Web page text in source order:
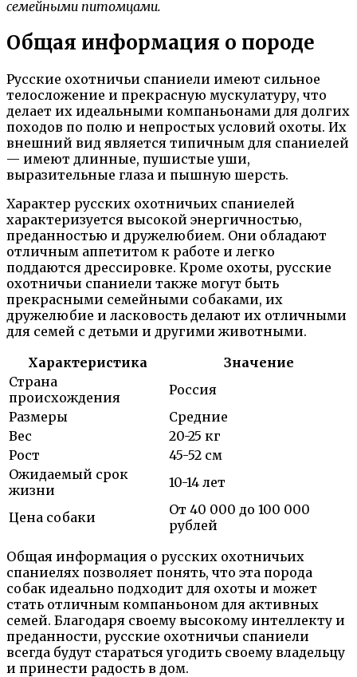
семейными питомцами.
Общая информация о породе
Русские охотничьи спаниели имеют сильное
телосложение и прекрасную мускулатуру, что
делает их идеальными компаньонами для долгих
походов по полю и непростых условий охоты. Их
внешний вид является типичным для спаниелей
— имеют длинные, пушистые уши,
выразительные глаза и пышную шерсть.
Характер русских охотничьих спаниелей
характеризуется высокой энергичностью,
преданностью и дружелюбием. Они обладают
отличным аппетитом к работе и легко
поддаются дрессировке. Кроме охоты, русские
охотничьи спаниели также могут быть
прекрасными семейными собаками, их
дружелюбие и ласковость делают их отличными
для семей с детьми и другими животными.
Характеристика
Значение
Страна
происхождения
Россия
Размеры
Средние
Вес
20-25 кг
Рост
45-52 см
Ожидаемый срок
жизни
10-14 лет
Цена собаки
От 40 000 до 100 000
рублей
Общая информация о русских охотничьих
спаниелях позволяет понять, что эта порода
собак идеально подходит для охоты и может
стать отличным компаньоном для активных
семей. Благодаря своему высокому интеллекту и
преданности, русские охотничьи спаниели
всегда будут стараться угодить своему владельцу
и принести радость в дом.